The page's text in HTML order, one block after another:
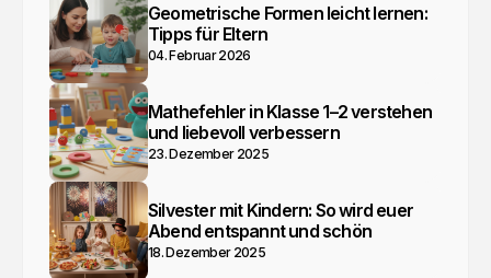
Geometrische Formen leicht lernen:
Tipps für Eltern
04. Februar 2026
Mathefehler in Klasse 1–2 verstehen
und liebevoll verbessern
23. Dezember 2025
Silvester mit Kindern: So wird euer
Abend entspannt und schön
18. Dezember 2025